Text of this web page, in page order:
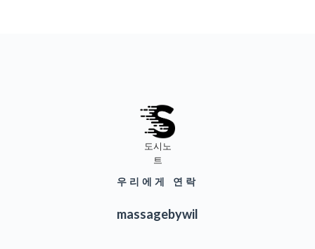
도시노
트
우리에게 연락
massagebywil